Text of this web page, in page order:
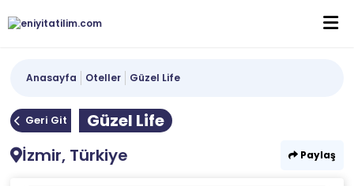
Anasayfa Oteller Güzel Life
Geri Git
Güzel Life
İzmir, Türkiye
Paylaş